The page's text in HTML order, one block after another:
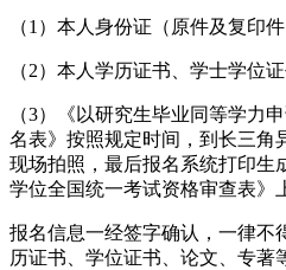
（1）本人身份证（原件及复印
（2）本人学历证书、学士学位
（3）《以研究生毕业同等学力
名表》按照规定时间，到长三角
现场拍照，最后报名系统打印生
学位全国统一考试资格审查表》
报名信息一经签字确认，一律不
历证书、学位证书、论文、专著